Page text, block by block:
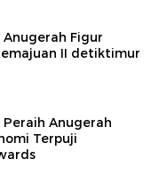
Figur
II detiktimur
Anugerah
Terpuji